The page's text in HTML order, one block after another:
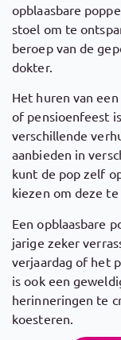
opblaasbare
stoel om te
beroep van de
dokter.
Het huren van
of pensioenfeest
verschillende
aanbieden in
kunt de pop zelf
kiezen om deze
Een opblaasbare
jarige zeker
verjaardag of het
is ook een
herinneringen te
koesteren.